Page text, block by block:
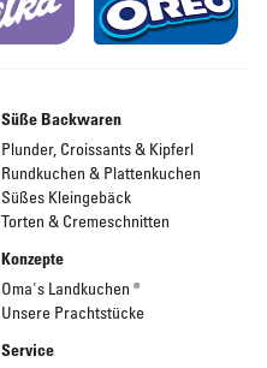
Süße Backwaren
Plunder, Croissants & Kipferl
Rundkuchen & Plattenkuchen
Süßes Kleingebäck
Torten & Cremeschnitten
Konzepte
Oma's Landkuchen ®
Unsere Prachtstücke
Service